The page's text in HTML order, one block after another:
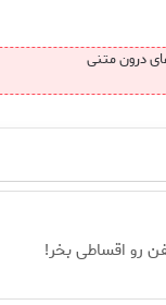
رو اقساطی بخر!